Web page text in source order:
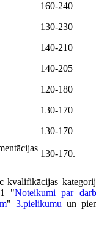
160-240
130-230
140-210
140-205
120-180
130-170
130-170
130-170.
kvalifikācijas
"Noteikumi par
" 3.pielikumuun